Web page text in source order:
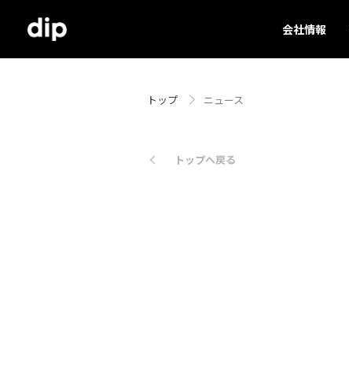
会社情報
トップ ニュース
トップへ戻る